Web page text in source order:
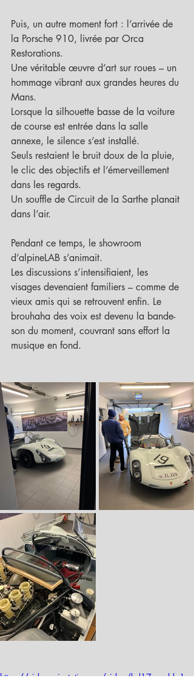
Puis, un autre moment fort : l’arrivée de
la Porsche 910, livrée par Orca
Restorations.
Une véritable œuvre d’art sur roues – un
hommage vibrant aux grandes heures du
Mans.
Lorsque la silhouette basse de la voiture
de course est entrée dans la salle
annexe, le silence s’est installé.
Seuls restaient le bruit doux de la pluie,
le clic des objectifs et l’émerveillement
dans les regards.
Un souffle de Circuit de la Sarthe planait
dans l’air.
Pendant ce temps, le showroom
d’alpineLAB s’animait.
Les discussions s’intensifiaient, les
visages devenaient familiers – comme de
vieux amis qui se retrouvent enfin. Le
brouhaha des voix est devenu la bande-
son du moment, couvrant sans effort la
musique en fond.
https://video.wixstatic.com/video/bd17ea_dda1c